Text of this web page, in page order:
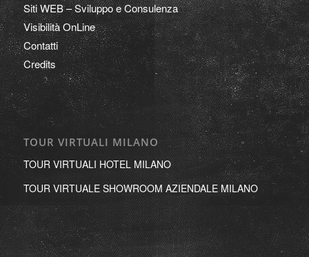
Siti WEB – Sviluppo e Consulenza
Visibilità OnLine
Contatti
Credits
TOUR VIRTUALI MILANO
TOUR VIRTUALI HOTEL MILANO
TOUR VIRTUALE SHOWROOM AZIENDALE MILANO